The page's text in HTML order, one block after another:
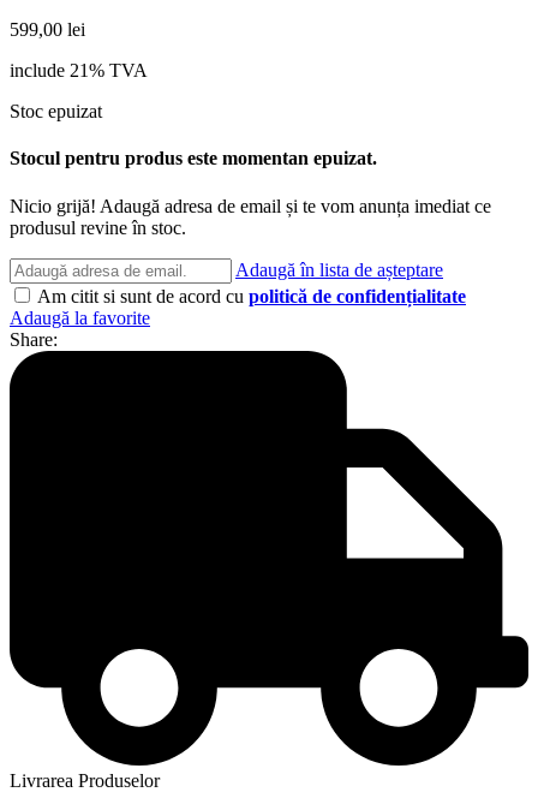
599,00 lei
include 21% TVA
Stoc epuizat
Stocul pentru produs este momentan epuizat.
Nicio grijă! Adaugă adresa de email și te vom anunța imediat ce
produsul revine în stoc.
Adaugă în lista de așteptare
Am citit si sunt de acord cu politică de confidențialitate
Adaugă la favorite
Share:
Livrarea Produselor